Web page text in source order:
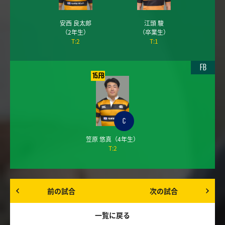
安西 良太郎
（2年生）
T:2
江頭 駿
（卒業生）
T:1
15.FB
C
笠原 悠真 （4年生）
T:2
FB
前の試合
一覧に戻る
次の試合